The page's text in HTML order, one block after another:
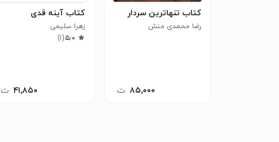
کتاب تنهاترین سردار
رضا محمدی منش
۸۵,۰۰۰ ت
کتاب آینه قدی
زهرا سلیمی
۵٫۰(۱)
۴۱,۸۵۰ ت